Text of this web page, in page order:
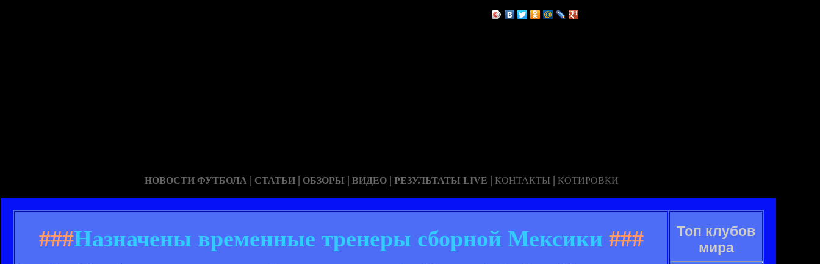
НОВОСТИ ФУТБОЛА | СТАТЬИ | ОБЗОРЫ | ВИДЕО | РЕЗУЛЬТАТЫ LIVE | КОНТАКТЫ | КОТИРОВКИ
###Назначены временные тренеры сборной Мексики ###
Топ клубов
мира